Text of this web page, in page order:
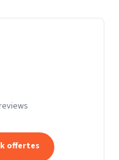
offertes